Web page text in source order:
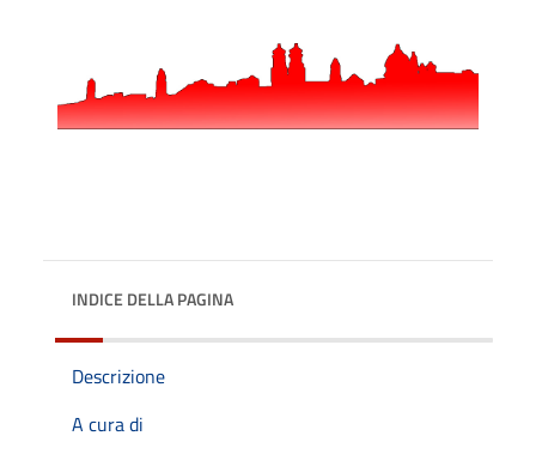
INDICE DELLA PAGINA
Descrizione
A cura di